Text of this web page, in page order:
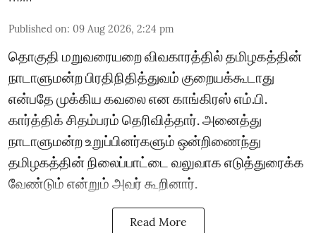
Published on: 09 Aug 2026, 2:24 pm
தொகுதி மறுவரையறை விவகாரத்தில் தமிழகத்தின்
நாடாளுமன்ற பிரதிநிதித்துவம் குறையக்கூடாது
என்பதே முக்கிய கவலை என காங்கிரஸ் எம்.பி.
கார்த்திக் சிதம்பரம் தெரிவித்தார். அனைத்து
நாடாளுமன்ற உறுப்பினர்களும் ஒன்றிணைந்து
தமிழகத்தின் நிலைப்பாட்டை வலுவாக எடுத்துரைக்க
வேண்டும் என்றும் அவர் கூறினார்.
Read More